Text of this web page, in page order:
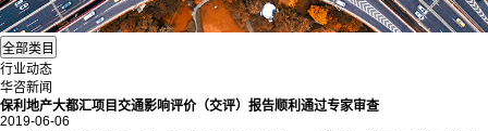
行业动态
华咨新闻
保利地产大都汇项目交通影响评价（交评）报告顺利通过专家审查
2019-06-06